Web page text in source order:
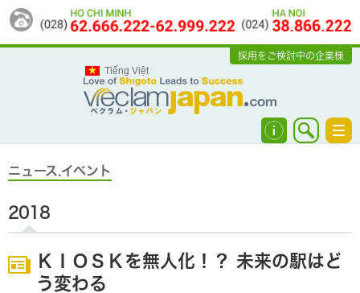
Tiếng Việt
採用をご検討中の企業様
ニュース.イベント
2018
ＫＩＯＳＫを無人化！？ 未来の駅はど
う変わる